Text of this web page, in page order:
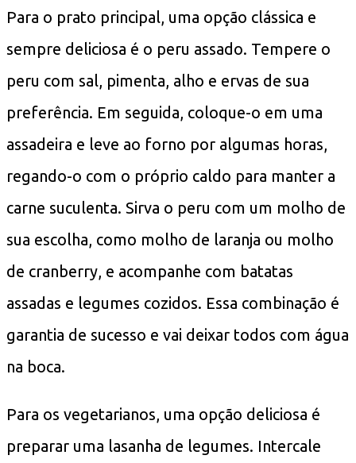
Para o prato principal, uma opção clássica e
sempre deliciosa é o peru assado. Tempere o
peru com sal, pimenta, alho e ervas de sua
preferência. Em seguida, coloque-o em uma
assadeira e leve ao forno por algumas horas,
regando-o com o próprio caldo para manter a
carne suculenta. Sirva o peru com um molho de
sua escolha, como molho de laranja ou molho
de cranberry, e acompanhe com batatas
assadas e legumes cozidos. Essa combinação é
garantia de sucesso e vai deixar todos com água
na boca.
Para os vegetarianos, uma opção deliciosa é
preparar uma lasanha de legumes. Intercale